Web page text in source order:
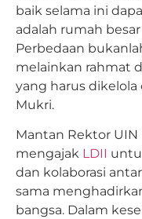
baik selama ini
adalah rumah
Perbedaan
melainkan rahmat
yang harus dikelola
Mukri.
Mantan Rektor
mengajak LDII
dan kolaborasi
sama
bangsa. Dalam